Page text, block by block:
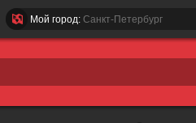
Мой город: Санкт-Петербург